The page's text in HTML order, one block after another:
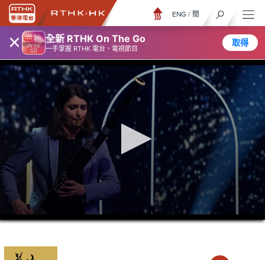
× 全新 RTHK On The Go
一手掌握 RTHK 電台、電視節目
取得
ENG / 簡
seconds
minutes,